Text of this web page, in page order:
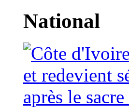
National